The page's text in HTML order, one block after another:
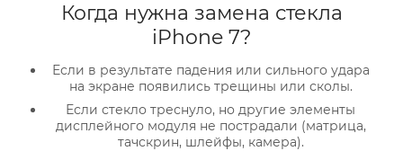
Когда нужна замена стекла
iPhone 7?
Если в результате падения или сильного удара
на экране появились трещины или сколы.
Если стекло треснуло, но другие элементы
дисплейного модуля не пострадали (матрица,
тачскрин, шлейфы, камера).